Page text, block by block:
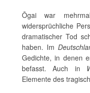
Ōgai war
widersprüchliche
dramatischer Tod
haben. Im
Gedichte, in denen
befasst. Auch in
Elemente des